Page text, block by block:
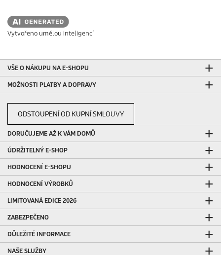
Vytvořeno umělou inteligencí
VŠE O NÁKUPU NA E-SHOPU
MOŽNOSTI PLATBY A DOPRAVY
ODSTOUPENÍ OD KUPNÍ SMLOUVY
DORUČUJEME AŽ K VÁM DOMŮ
ÚDRŽITELNÝ E-SHOP
HODNOCENÍ E-SHOPU
HODNOCENÍ VÝROBKŮ
LIMITOVANÁ EDICE 2026
ZABEZPEČENO
DŮLEŽITÉ INFORMACE
NAŠE SLUŽBY